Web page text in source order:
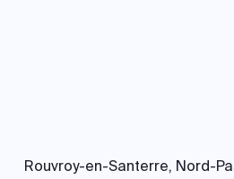
Rouvroy-en-Santerre, Nord-